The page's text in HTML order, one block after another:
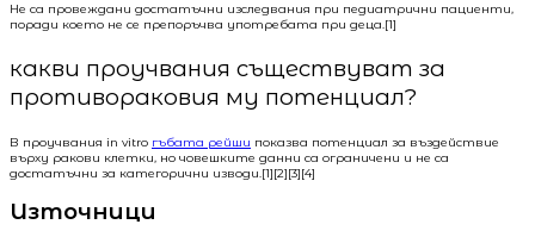
Не са провеждани достатъчни изследвания при педиатрични пациенти,
поради което не се препоръчва употребата при деца.[1]
какви проучвания съществуват за
противораковия му потенциал?
В проучвания in vitro гъбата рейши показва потенциал за въздействие
върху ракови клетки, но човешките данни са ограничени и не са
достатъчни за категорични изводи.[1][2][3][4]
Източници